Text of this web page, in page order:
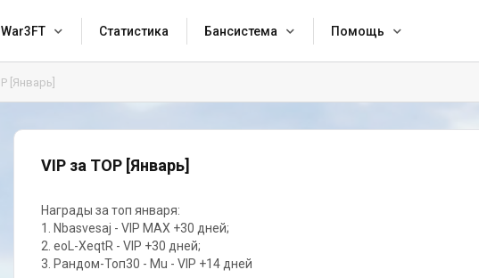
War3FT Статистика Бансистема Помощь
[Январь]
VIP за TOP [Январь]
Награды за топ января:
1. Nbasvesaj - VIP MAX +30 дней;
2. eoL-XeqtR - VIP +30 дней;
3. Рандом-Топ30 - Mu - VIP +14 дней